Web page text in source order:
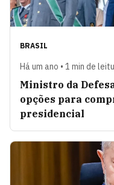
BRASIL
Há um ano • 1 min de
Ministro da
opções para
presidencial